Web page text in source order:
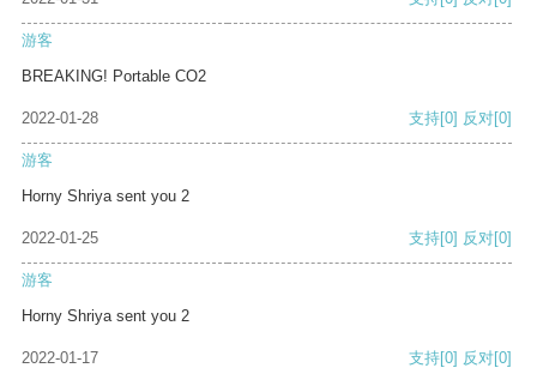
游客
BREAKING! Portable CO2
2022-01-28 支持[0] 反对[0]
游客
Horny Shriya sent you 2
2022-01-25 支持[0] 反对[0]
游客
Horny Shriya sent you 2
2022-01-17 支持[0] 反对[0]